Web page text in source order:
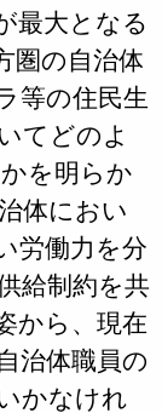
最大となる
圏の自治体
等の住民生
てどのよ
を明らか
体におい
労働力を分
給制約を共
から、現在
治体職員の
かなけれ